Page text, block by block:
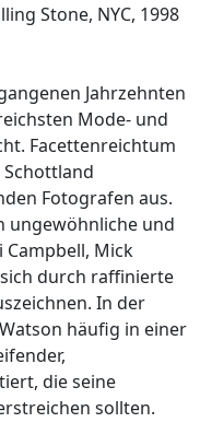
Stone, NYC, 1998
Jahrzehnten
Mode- und
Facettenreichtum
Fotografen aus.
ungewöhnliche und
Mick
durch raffinierte
In der
häufig in einer
die seine
sollten.